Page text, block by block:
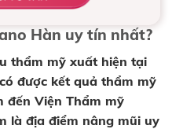
Hàn uy tín nhất?
thẩm mỹ xuất hiện tại
được kết quả thẩm mỹ
đến Viện Thẩm mỹ
là địa điểm nâng mũi uy